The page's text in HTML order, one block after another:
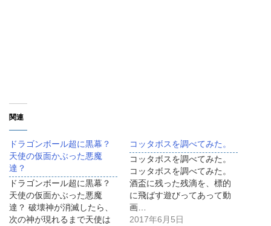
関連
ドラゴンボール超に黒幕？
天使の仮面かぶった悪魔
達？
ドラゴンボール超に黒幕？
天使の仮面かぶった悪魔
達？ 破壊神が消滅したら、
次の神が現れるまで天使は
コッタボスを調べてみた。
コッタボスを調べてみた。
コッタボスを調べてみた。
酒盃に残った残滴を、標的
に飛ばす遊びってあって動
画…
2017年6月5日